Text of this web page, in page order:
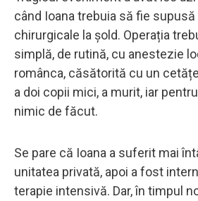
când Ioana trebuia să fie
chirurgicale la șold. Operația
simplă, de rutină, cu anestezie
românca, căsătorită cu un
a doi copii mici, a murit, iar
nimic de făcut.
Se pare că Ioana a suferit mai
unitatea privată, apoi a fost
terapie intensivă. Dar, în timpul